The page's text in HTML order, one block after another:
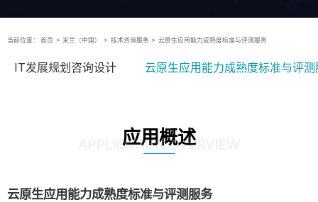
当前位置： 首页 > 米兰（中国） > 技术咨询服务 > 云原生应用能力成熟度标准与评测服务
IT发展规划咨询设计 云原生应用能力成熟度标准与评测
应用概述
APPLICATION OVERVIEW
云原生应用能力成熟度标准与评测服务